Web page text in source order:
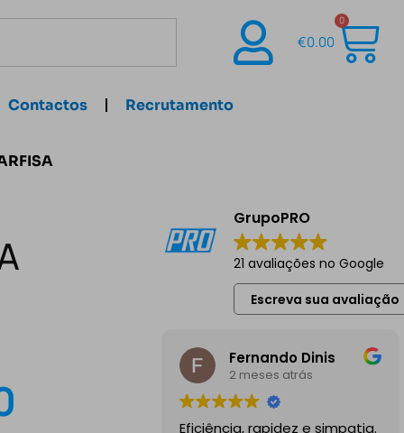
€0.00
0
Contactos Recrutamento
GrupoPRO
21 avaliações no Google
Escreva sua avaliação
Fernando Dinis
2 meses atrás
Eficiência, rapidez e simpatia.